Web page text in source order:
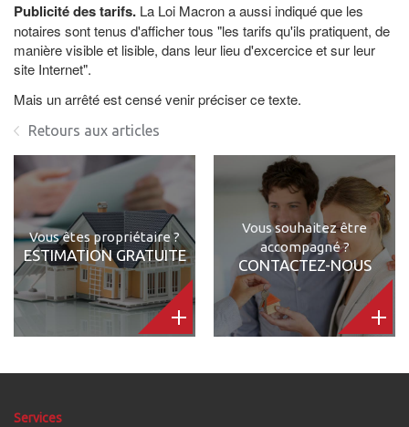
Publicité des tarifs. La Loi Macron a aussi indiqué que les
notaires sont tenus d'afficher tous "les tarifs qu'ils pratiquent, de
manière visible et lisible, dans leur lieu d'excercice et sur leur
site Internet".
Mais un arrêté est censé venir préciser ce texte.
Retours aux articles
Vous êtes propriétaire ?
ESTIMATION GRATUITE
Vous souhaitez être
accompagné ?
CONTACTEZ-NOUS
Services